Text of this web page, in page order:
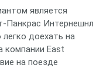
является
Панкрас Интернешнл
доехать на
компании East
на поезде